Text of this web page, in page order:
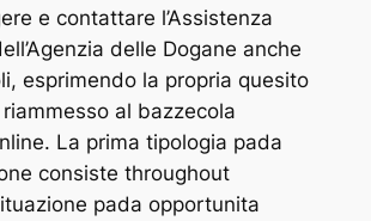
e contattare l’Assistenza
delle Dogane anche
esprimendo la propria quesito
al bazzecola
La prima tipologia pada
consiste throughout
pada opportunita